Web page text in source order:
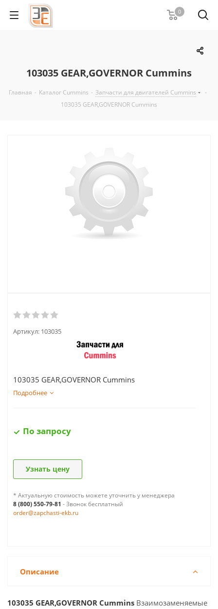
0
103035 GEAR,GOVERNOR Cummins
Главная - Каталог Cummins - Запчасти для двигателей Cummins
-
103035 GEAR,GOVERNOR Cummins
Артикул: 103035
103035 GEAR,GOVERNOR Cummins
Подробнее
По запросу
Узнать цену
* Актуальную стоимость можете уточнить у менеджера
8 (800) 550-79-81 - Звонок бесплатный
order@zapchasti-ekb.ru
Описание
103035 GEAR,GOVERNOR Cummins Взаимозаменяемые